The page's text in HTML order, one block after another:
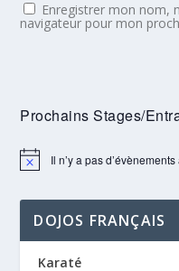
Enregistrer mon nom,
navigateur pour mon
Prochains Stages/
Notice Il n’y a pas d’évènements
DOJOS FRANÇAIS
Karaté